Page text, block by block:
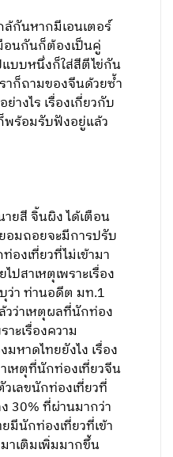
กันหากมีเอนเตอร์
อนกันก็ต้องเป็นคู่
แบบหนึ่งก็ใส่สีตีไข่กัน
าก็ถามของจีนด้วยซ้ำ
างไร เรื่องเกี่ยวกับ
พร้อมรับฟังอยู่แล้ว
ยสี จิ้นผิง ได้เตือน
อมถอยจะมีการปรับ
องเที่ยวที่ไม่เข้ามา
ปสาเหตุเพราะเรื่อง
ว่า ท่านอดีต มท.1
ว่าเหตุผลที่นักท่อง
าะเรื่องความ
หาดไทยยังไง เรื่อง
เหตุที่นักท่องเที่ยวจีน
เลขนักท่องเที่ยวที่
30% ที่ผ่านมากว่า
มีนักท่องเที่ยวที่เข้า
าเติมเพิ่มมากขึ้น